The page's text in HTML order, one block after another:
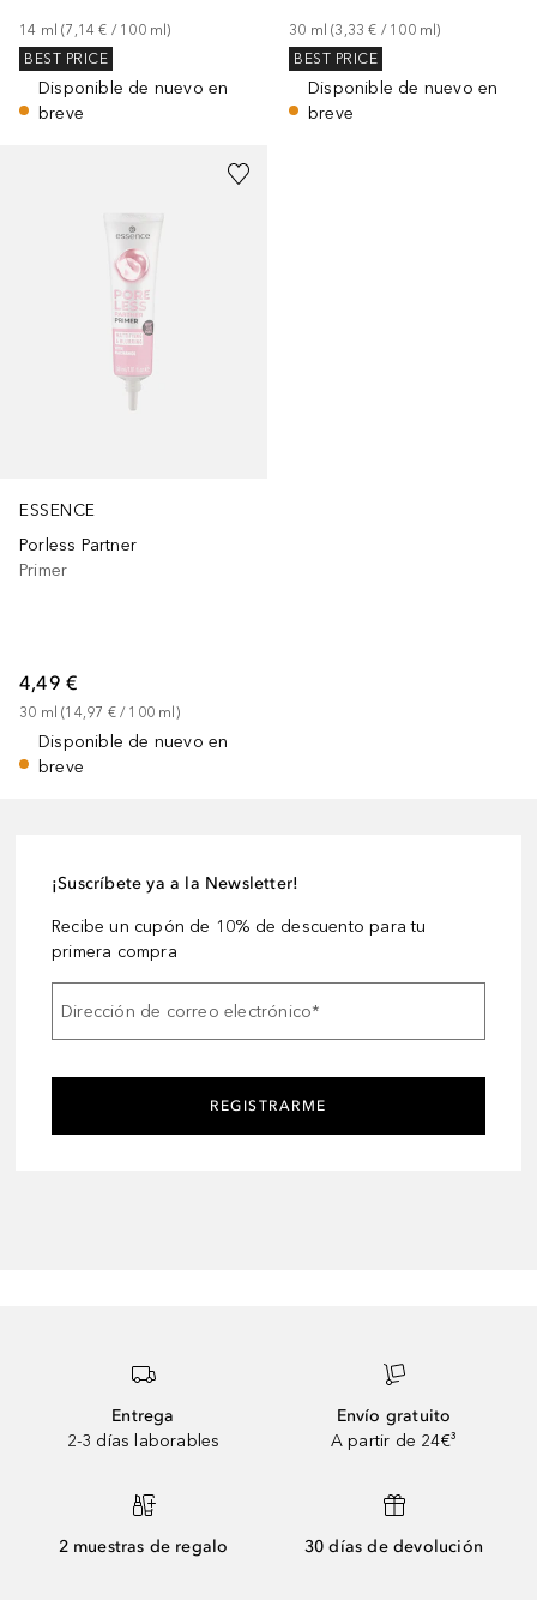
14 ml (7,14 € / 100 ml)
BEST PRICE
Disponible de nuevo en
breve
30 ml (3,33 € / 100 ml)
BEST PRICE
Disponible de nuevo en
breve
ESSENCE
Porless Partner
Primer
4,49 €
30 ml (14,97 € / 100 ml )
Disponible de nuevo en
breve
¡Suscríbete ya a la Newsletter!
Recibe un cupón de 10% de descuento para tu
primera compra
Dirección de correo electrónico*
REGISTRARME
Entrega
2-3 días laborables
Envío gratuito
A partir de 24€³
2 muestras de regalo 30 días de devolución